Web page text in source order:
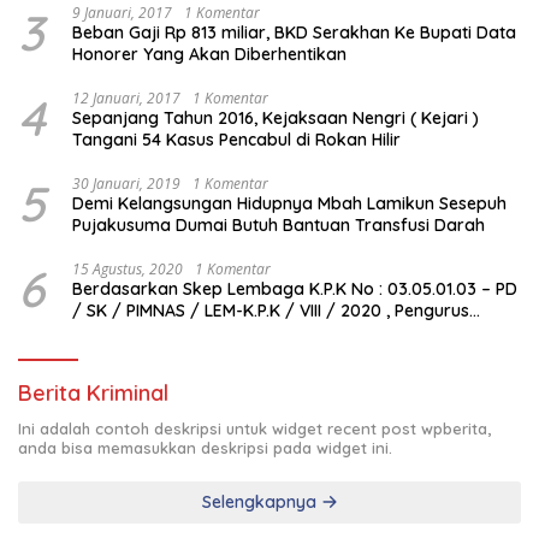
3 9 Januari, 2017 1 Komentar
Beban Gaji Rp 813 miliar, BKD Serakhan Ke Bupati Data
Honorer Yang Akan Diberhentikan
4 12 Januari, 2017 1 Komentar
Sepanjang Tahun 2016, Kejaksaan Nengri ( Kejari )
Tangani 54 Kasus Pencabul di Rokan Hilir
5 30 Januari, 2019 1 Komentar
Demi Kelangsungan Hidupnya Mbah Lamikun Sesepuh
Pujakusuma Dumai Butuh Bantuan Transfusi Darah
6 15 Agustus, 2020 1 Komentar
Berdasarkan Skep Lembaga K.P.K No : 03.05.01.03 – PD
/ SK / PIMNAS / LEM-K.P.K / VIII / 2020 , Pengurus
Berita Kriminal
Ini adalah contoh deskripsi untuk widget recent post wpberita,
anda bisa memasukkan deskripsi pada widget ini.
Selengkapnya